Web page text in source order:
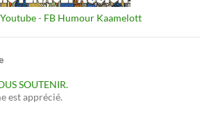
Youtube- FB Humour Kaamelott
SOUTENIR.
est apprécié.